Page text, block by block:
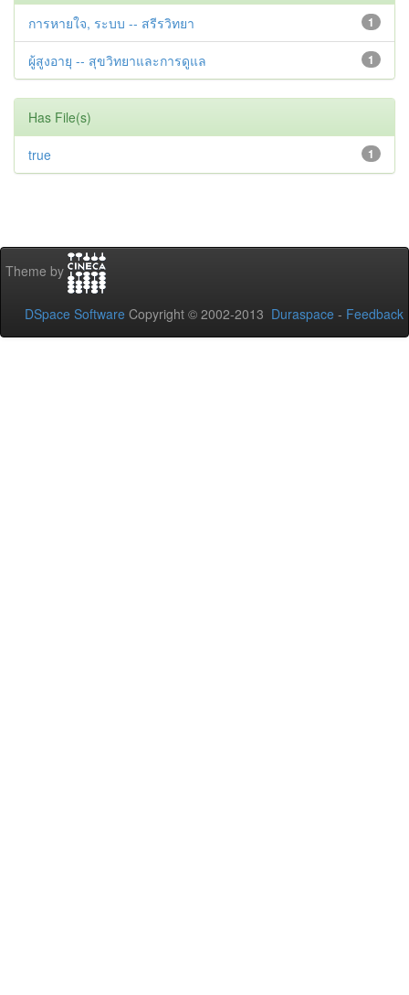
1
การหายใจ, ระบบ -- สรีรวิทยา
1
ผู้สูงอายุ -- สุขวิทยาและการดูแล
Has File(s)
1
true
Theme by
DSpace Software Copyright © 2002-2013 Duraspace - Feedback